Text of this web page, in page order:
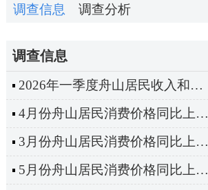
调查信息 调查分析
调查信息
2026年一季度舟山居民收入和消费支出情况
4月份舟山居民消费价格同比上涨1.2%
3月份舟山居民消费价格同比上涨0.8%
5月份舟山居民消费价格同比上涨1.4%